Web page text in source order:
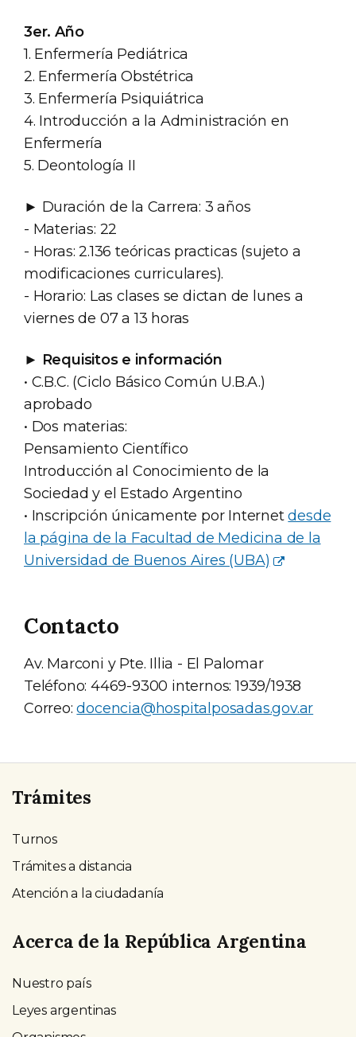
3er. Año
1. Enfermería Pediátrica
2. Enfermería Obstétrica
3. Enfermería Psiquiátrica
4. Introducción a la Administración en
Enfermería
5. Deontología II
► Duración de la Carrera: 3 años
- Materias: 22
- Horas: 2.136 teóricas practicas (sujeto a
modificaciones curriculares).
- Horario: Las clases se dictan de lunes a
viernes de 07 a 13 horas
► Requisitos e información
• C.B.C. (Ciclo Básico Común U.B.A.)
aprobado
• Dos materias:
Pensamiento Científico
Introducción al Conocimiento de la
Sociedad y el Estado Argentino
• Inscripción únicamente por Internetdesde
la página de la Facultad de Medicina de la
Universidad de Buenos Aires (UBA)
Contacto
Av. Marconi y Pte. Illia - El Palomar
Teléfono: 4469-9300 internos: 1939/1938
Correo:docencia@hospitalposadas.gov.ar
Trámites
Turnos
Trámites a distancia
Atención a la ciudadanía
Acerca de la República Argentina
Nuestro país
Leyes argentinas